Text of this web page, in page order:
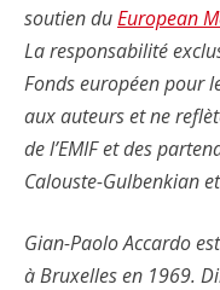
soutien duEuropean
La responsabilité
Fonds européen pour
aux auteurs et ne
de l’EMIF et des
Calouste-Gulbenkian
Gian-Paolo Accardo
à Bruxelles en 1969.